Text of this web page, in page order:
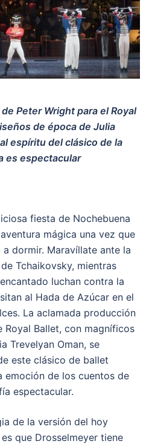
Peter Wright para el Royal
de época de Julia
espíritu del clásico de la
es espectacular
fiesta de Nochebuena
mágica una vez que
dormir. Maravíllate ante la
Tchaikovsky, mientras
luchan contra la
al Hada de Azúcar en el
La aclamada producción
Royal Ballet, con magníficos
Trevelyan Oman, se
este clásico de ballet
emoción de los cuentos de
espectacular.
de la versión del hoy
que Drosselmeyer tiene